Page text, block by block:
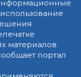
материалов
портал